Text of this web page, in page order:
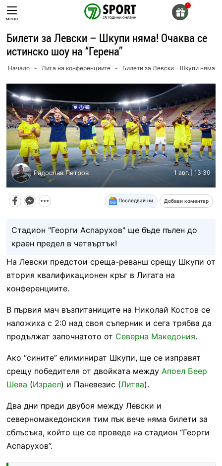
Skip
toменю
Билети за Левски – Шкупи няма! Очаква се
истинско шоу на “Герена”
Начало - Лига на конференциите - Билети за Левски – Шкупи няма!
Радослав Петров 1 авг. | 13:30
Последвай ни Добави коментар
Стадион "Георги Аспарухов" ще бъде пълен до
краен предел в четвъртък!
На Левски предстои среща-реванш срещу Шкупи от
втория квалификационен кръг в Лигата на
конференциите.
В първия мач възпитаниците на Николай Костов се
наложиха с 2:0 над своя съперник и сега трябва да
продължат започнатото от Северна Македония.
Ако “сините” елиминират Шкупи, ще се изправят
срещу победителя от двойката между Апоел Беер
Шева (Израел) и Паневезис (Литва).
Два дни преди двубоя между Левски и
северномакедонския тим пък вече няма билети за
сблъсъка, който ще се проведе на стадион “Георги
Аспарухов”.